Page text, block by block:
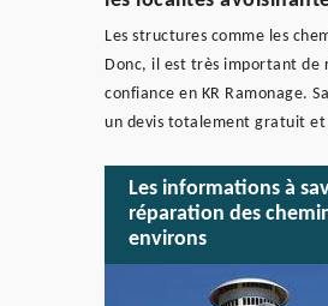
Les structures comme les
Donc, il est très important de
confiance en KR Ramonage.
un devis totalement gratuit
Les informations à
réparation des
environs